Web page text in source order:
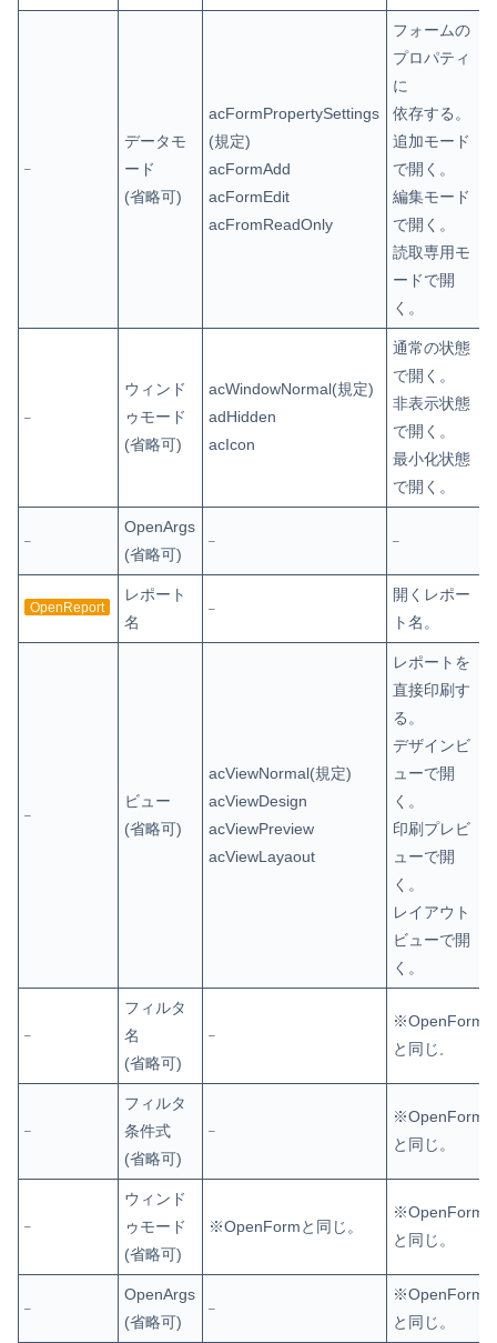
–
データモ
ード
(省略可)
acFormPropertySettings
(規定)
acFormAdd
acFormEdit
acFromReadOnly
フォームの
プロパティ
に
依存する。
追加モード
で開く。
編集モード
で開く。
読取専用モ
ードで開
く。
–
ウィ ンド
ゥモード
(省略可)
acWindowNormal(規定)
adHidden
acIcon
通常の状態
で開く。
非表示状態
で開く。
最小化状態
で開く。
–
OpenArgs
(省略可)
– –
OpenReport
レポート
名
–
開くレポー
ト名。
–
ビュー
(省略可)
acViewNormal(規定)
acViewDesign
acViewPreview
acViewLayaout
レポートを
直接印刷す
る。
デザインビ
ューで開
く。
印刷プレビ
ューで開
く。
レイアウト
ビューで開
く。
–
フィルタ
名
(省略可)
–
※OpenForm
と同じ
–
フィルタ
条件式
(省略可)
–
※OpenForm
と同じ。
–
ウィンド
ゥモード
(省略可)
※OpenFormと同じ。
※OpenForm
と同じ。
–
OpenArgs
(省略可)
–
※OpenForm
と同じ。